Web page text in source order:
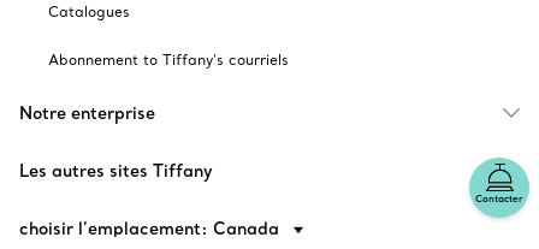
Contacter
Catalogues
Abonnement to Tiffany's courriels
Notre enterprise
Les autres sites Tiffany
choisir l’emplacement: Canada